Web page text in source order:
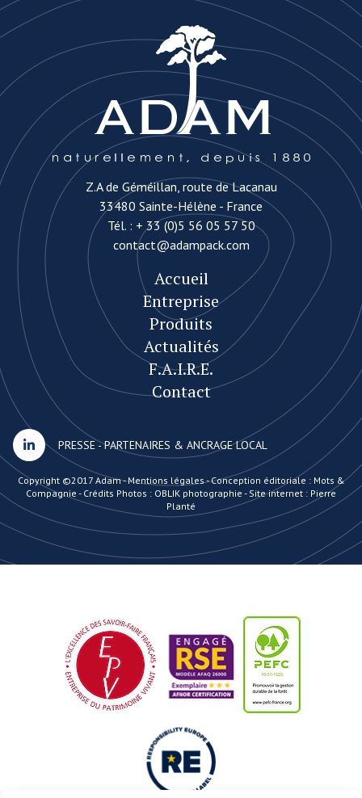
Z.A de Géméillan, route de Lacanau
33480 Sainte-Hélène - France
Tél. : + 33 (0)5 56 05 57 50
contact@adampack.com
Accueil
Entreprise
Produits
Actualités
F.A.I.R.E.
Contact
PRESSE-PARTENAIRES & ANCRAGE LOCAL
Copyright ©2017 Adam -Mentions légales-Conception éditoriale : Mots &
Compagnie - Crédits Photos : OBLIK photographie - Site internet : Pierre
Planté